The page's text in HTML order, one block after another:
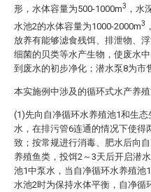
形，水体容量为500-1000m3 ，水
水池2的水体容量为1000-2000m3
放养有能够滤食残饵、排泄物、
细菌的贝类等水产生物，使废水
到废水的初步净化；潜水泵8为市
本实施例中涉及的循环式水产养殖
(1)先向自净循环水养殖池1和生
水，在排污管6连通的情况下使得
致；按常规进行消毒、肥水后向
养殖鱼类，投饵2～3天后开启潜
池1中泵水，当自净循环水养殖池
水池2时为保持水体平衡，自净循